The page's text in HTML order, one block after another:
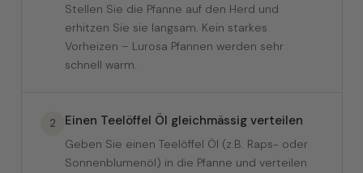
Stellen Sie die Pfanne auf den Herd und
erhitzen Sie sie langsam. Kein starkes
Vorheizen – Lurosa Pfannen werden sehr
schnell warm.
2 Einen Teelöffel Öl gleichmässig verteilen
Geben Sie einen Teelöffel Öl (z.B. Raps- oder
Sonnenblumenöl) in die Pfanne und verteilen